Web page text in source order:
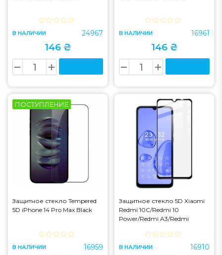
В НАЛИЧИИ 24967
146 ₴
В НАЛИЧИИ 16961
146 ₴
ПОСТУПЛЕНИЕ
Защитное стекло Tempered
5D iPhone 14 Pro Max Black
В НАЛИЧИИ 16959
Защитное стекло 5D Xiaomi
Redmi 10C/Redmi 10
Power/Redmi A3/Redmi
В НАЛИЧИИ 16910